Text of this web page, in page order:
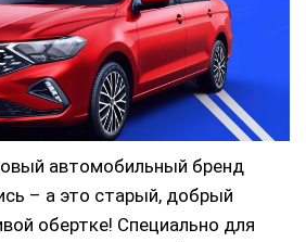
автомобильный бренд
– а это старый, добрый
обертке! Специально для